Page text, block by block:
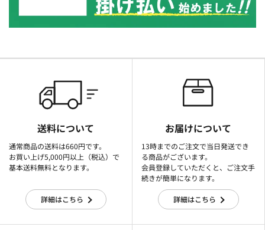
送料について
通常商品の送料は660円です。
お買い上げ5,000円以上（税込）で
基本送料無料となります。
詳細はこちら
お届けについて
13時までのご注文で当日発送でき
る商品がございます。
会員登録していただくと、ご注文手
続きが簡単になります。
詳細はこちら